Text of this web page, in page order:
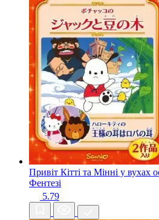
Привіт Кітті та Мінні у вухах
Фентезі
5.79